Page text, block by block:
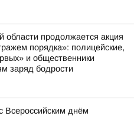
области продолжается акция
порядка»: полицейские,
и общественники
заряд бодрости
Всероссийским днём